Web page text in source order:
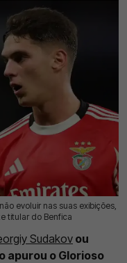
evoluir nas suas exibições,
titular do Benfica
Sudakov ou
apurou o Glorioso